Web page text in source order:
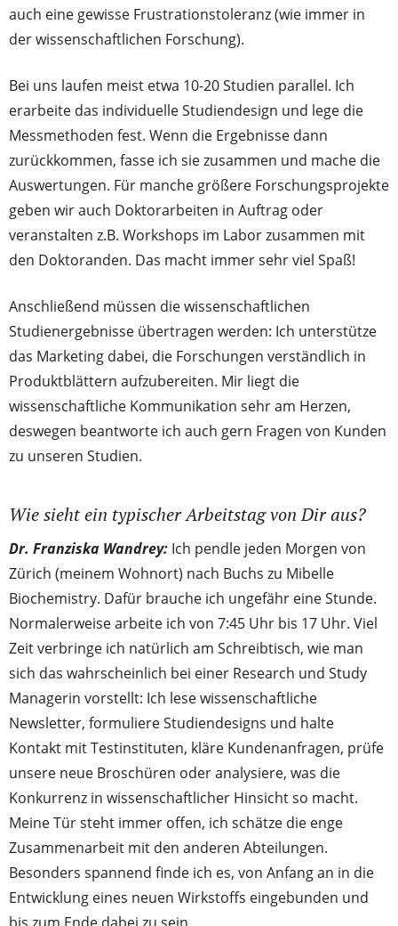
auch eine gewisse Frustrationstoleranz (wie immer in
der wissenschaftlichen Forschung).
Bei uns laufen meist etwa 10-20 Studien parallel. Ich
erarbeite das individuelle Studiendesign und lege die
Messmethoden fest. Wenn die Ergebnisse dann
zurückkommen, fasse ich sie zusammen und mache die
Auswertungen. Für manche größere Forschungsprojekte
geben wir auch Doktorarbeiten in Auftrag oder
veranstalten z.B. Workshops im Labor zusammen mit
den Doktoranden. Das macht immer sehr viel Spaß!
Anschließend müssen die wissenschaftlichen
Studienergebnisse übertragen werden: Ich unterstütze
das Marketing dabei, die Forschungen verständlich in
Produktblättern aufzubereiten. Mir liegt die
wissenschaftliche Kommunikation sehr am Herzen,
deswegen beantworte ich auch gern Fragen von Kunden
zu unseren Studien.
Wie sieht ein typischer Arbeitstag von Dir aus?
Dr. Franziska Wandrey: Ich pendle jeden Morgen von
Zürich (meinem Wohnort) nach Buchs zu Mibelle
Biochemistry. Dafür brauche ich ungefähr eine Stunde.
Normalerweise arbeite ich von 7:45 Uhr bis 17 Uhr. Viel
Zeit verbringe ich natürlich am Schreibtisch, wie man
sich das wahrscheinlich bei einer Research und Study
Managerin vorstellt: Ich lese wissenschaftliche
Newsletter, formuliere Studiendesigns und halte
Kontakt mit Testinstituten, kläre Kundenanfragen, prüfe
unsere neue Broschüren oder analysiere, was die
Konkurrenz in wissenschaftlicher Hinsicht so macht.
Meine Tür steht immer offen, ich schätze die enge
Zusammenarbeit mit den anderen Abteilungen.
Besonders spannend finde ich es, von Anfang an in die
Entwicklung eines neuen Wirkstoffs eingebunden und